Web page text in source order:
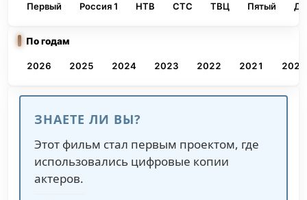
Первый Россия 1 НТВ СТС ТВЦ Пятый
По годам
2026 2025 2024 2023 2022 2021 2020
ЗНАЕТЕ ЛИ ВЫ?
Этот фильм стал первым проектом, где
использовались цифровые копии
актеров.